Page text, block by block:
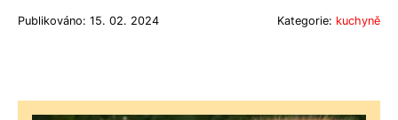
Publikováno: 15. 02. 2024 Kategorie: kuchyně